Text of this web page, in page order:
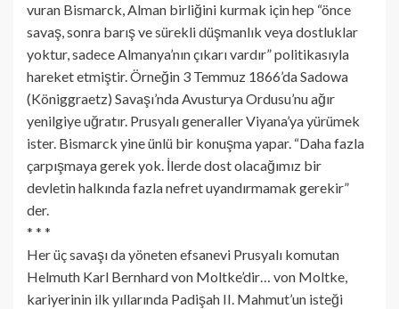
vuran Bismarck, Alman birliğini kurmak için hep “önce
savaş, sonra barış ve sürekli düşmanlık veya dostluklar
yoktur, sadece Almanya’nın çıkarı vardır” politikasıyla
hareket etmiştir. Örneğin 3 Temmuz 1866’da Sadowa
(Königgraetz) Savaşı’nda Avusturya Ordusu’nu ağır
yenilgiye uğratır. Prusyalı generaller Viyana’ya yürümek
ister. Bismarck yine ünlü bir konuşma yapar. “Daha fazla
çarpışmaya gerek yok. İlerde dost olacağımız bir
devletin halkında fazla nefret uyandırmamak gerekir”
der.
* * *
Her üç savaşı da yöneten efsanevi Prusyalı komutan
Helmuth Karl Bernhard von Moltke’dir… von Moltke,
kariyerinin ilk yıllarında Padişah II. Mahmut’un isteği